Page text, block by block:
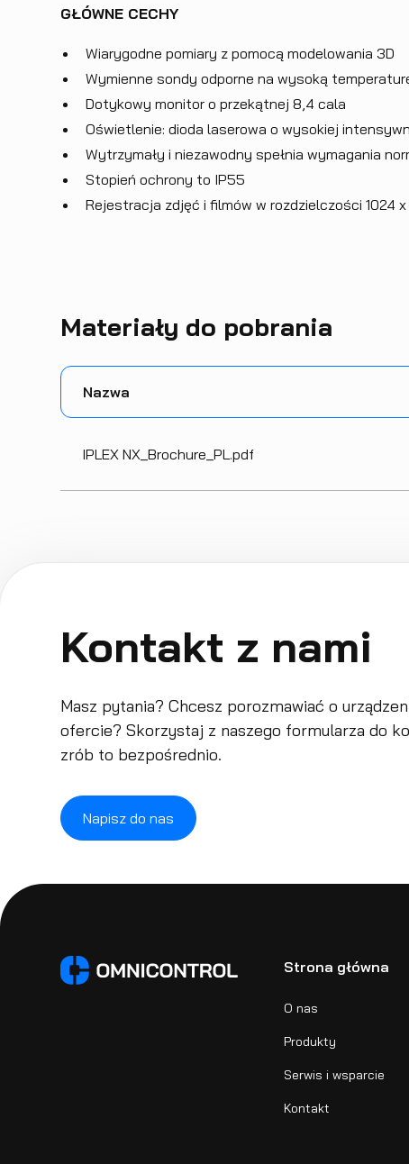
GŁÓWNE CECHY
Wiarygodne pomiary z pomocą modelowania 3D
Wymienne sondy odporne na wysoką
Dotykowy monitor o przekątnej 8,4 cala
Oświetlenie: dioda laserowa o wysokiej
Wytrzymały i niezawodny spełnia wymagania
Stopień ochrony to IP55
Rejestracja zdjęć i filmów w rozdzielczości 1024
Materiały do pobrania
Nazwa
IPLEX NX_Brochure_PL.pdf
Kontakt z nami
Masz pytania? Chcesz porozmawiać o
ofercie? Skorzystaj z naszego formularza do
zrób to bezpośrednio.
Napisz do nas
Strona główna
O nas
Produkty
Serwis i wsparcie
Kontakt